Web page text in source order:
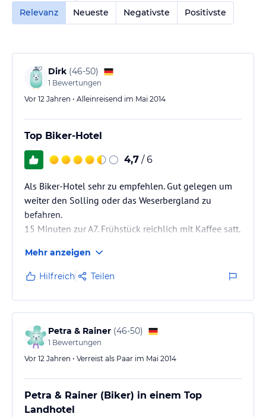
Relevanz
Neueste Negativste Positivste
Dirk (46-50)
1 Bewertungen
Vor 12 Jahren • Alleinreisend im Mai 2014
Top Biker-Hotel
4,7 / 6
Als Biker-Hotel sehr zu empfehlen. Gut gelegen um
weiter den Solling oder das Weserbergland zu
befahren.
15 Minuten zur A7. Frühstück reichlich mit Kaffee satt.
Wer nur eine günstige Übernachtung mit Frühstück
sucht ist genau richtig ( Chefin ist ehemalige Bikerin )
Die Negativbewertungen hier sind mir nicht
nachvollziehbar
Mehr anzeigen
Hilfreich Teilen
Petra & Rainer (46-50)
1 Bewertungen
Vor 12 Jahren • Verreist als Paar im Mai 2014
Petra & Rainer (Biker) in einem Top
Landhotel